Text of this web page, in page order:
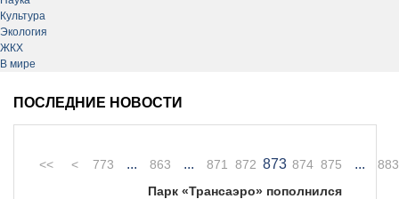
Культура
Экология
ЖКХ
В мире
ПОСЛЕДНИЕ НОВОСТИ
<< < 773 ... 863 ... 871 872 873 874 875 ...
883
Парк «Трансаэро» пополнился